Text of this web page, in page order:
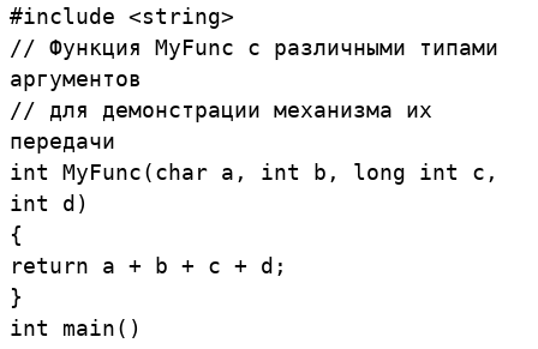
#include <string>
// Функция MyFunc с различными типами
аргументов
// для демонстрации механизма их
передачи
int
MyFunc(char a , int b , long int c ,
int
d )
{
return
a + b + c + d ;
}
int
main( )